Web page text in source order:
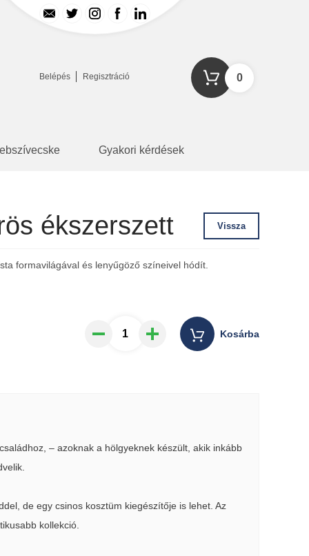
Belépés Regisztráció 0
Gyakori kérdések
Vissza
ékszerszett
formavilágával és lenyűgöző színeivel hódít.
Kosárba
– azoknak a hölgyeknek készült, akik inkább
de egy csinos kosztüm kiegészítője is lehet. Az
kollekció.